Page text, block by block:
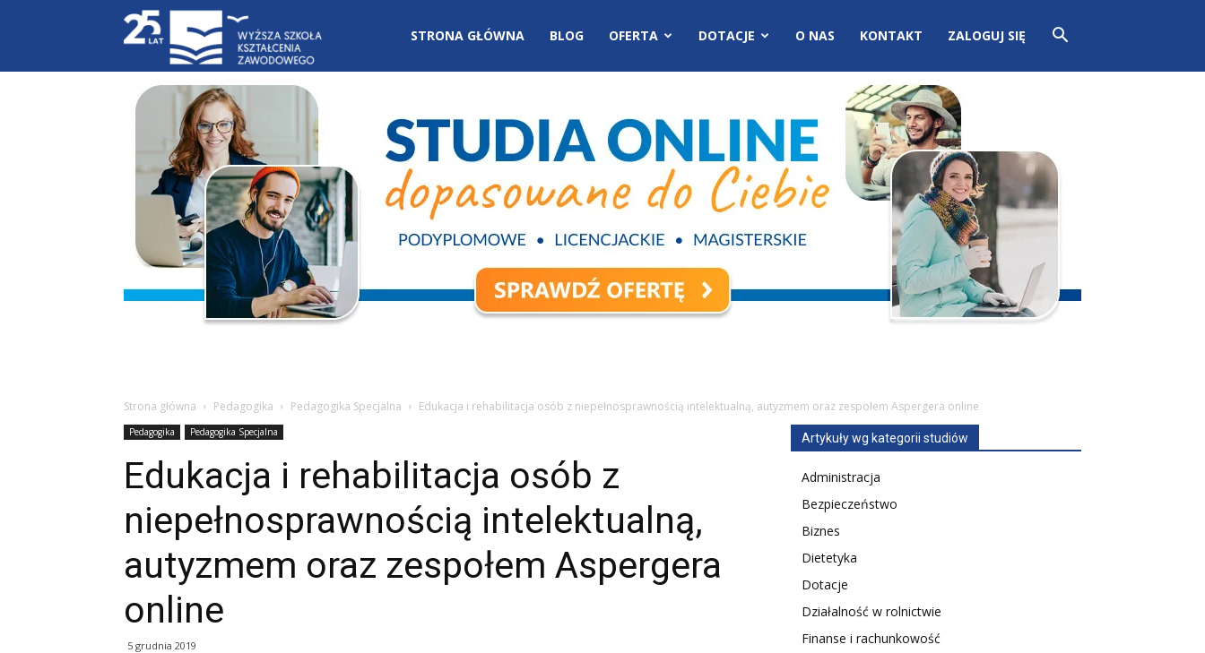
Blog
WSKZ
|
studia-
STRONA GŁÓWNA BLOG OFERTA DOTACJE O NAS KONTAKT ZALOGUJ SIĘ
Strona główna Pedagogika Pedagogika Specjalna Edukacja i rehabilitacja osób z niepełnosprawnością intelektualną, autyzmem oraz zespołem Aspergera online
Pedagogika Pedagogika Specjalna
Edukacja i rehabilitacja osób z
niepełnosprawnością intelektualną,
autyzmem oraz zespołem Aspergera
online
5 grudnia 2019
Artykuły wg kategorii studiów
Administracja
Bezpieczeństwo
Biznes
Dietetyka
Dotacje
Działalność w rolnictwie
Finanse i rachunkowość